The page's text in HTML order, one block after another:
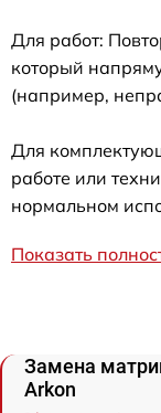
Для работ:
который
(например,
Для
работе или
нормальном
Показать
Замена
Arkon